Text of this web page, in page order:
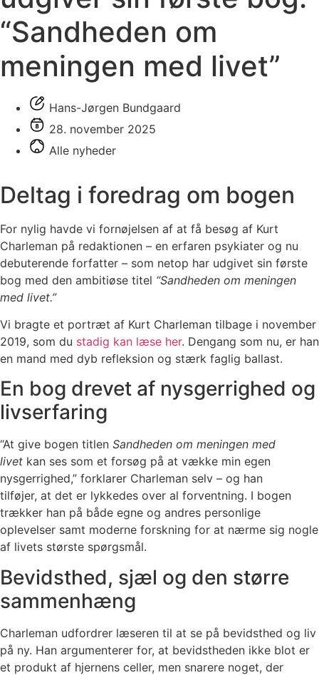
“Sandheden om
meningen med livet”
Hans-Jørgen Bundgaard
28. november 2025
Alle nyheder
Deltag i foredrag om bogen
For nylig havde vi fornøjelsen af at få besøg af Kurt
Charleman på redaktionen – en erfaren psykiater og nu
debuterende forfatter – som netop har udgivet sin første
bog med den ambitiøse titel “Sandheden om meningen
med livet.”
Vi bragte et portræt af Kurt Charleman tilbage i november
2019, som du stadig kan læse her. Dengang som nu, er han
en mand med dyb refleksion og stærk faglig ballast.
En bog drevet af nysgerrighed og
livserfaring
“At give bogen titlen Sandheden om meningen med
livet kan ses som et forsøg på at vække min egen
nysgerrighed,” forklarer Charleman selv – og han
tilføjer, at det er lykkedes over al forventning. I bogen
trækker han på både egne og andres personlige
oplevelser samt moderne forskning for at nærme sig nogle
af livets største spørgsmål.
Bevidsthed, sjæl og den større
sammenhæng
Charleman udfordrer læseren til at se på bevidsthed og liv
på ny. Han argumenterer for, at bevidstheden ikke blot er
et produkt af hjernens celler, men snarere noget, der